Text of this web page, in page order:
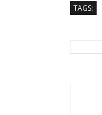
TAGS: